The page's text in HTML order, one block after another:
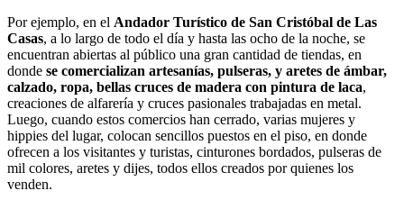
Por ejemplo, en el Andador Turístico de San Cristóbal de Las
Casas, a lo largo de todo el día y hasta las ocho de la noche, se
encuentran abiertas al público una gran cantidad de tiendas, en
donde se comercializan artesanías, pulseras, y aretes de ámbar,
calzado, ropa, bellas cruces de madera con pintura de laca,
creaciones de alfarería y cruces pasionales trabajadas en metal.
Luego, cuando estos comercios han cerrado, varias mujeres y
hippies del lugar, colocan sencillos puestos en el piso, en donde
ofrecen a los visitantes y turistas, cinturones bordados, pulseras de
mil colores, aretes y dijes, todos ellos creados por quienes los
venden.